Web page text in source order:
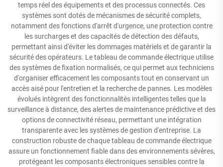
temps réel des équipements et des processus connectés. Ces
systèmes sont dotés de mécanismes de sécurité complets,
notamment des fonctions d'arrêt d'urgence, une protection contre
les surcharges et des capacités de détection des défauts,
permettant ainsi d'éviter les dommages matériels et de garantir la
sécurité des opérateurs. Le tableau de commande électrique utilise
des systèmes de fixation normalisés, ce qui permet aux techniciens
d'organiser efficacement les composants tout en conservant un
accès aisé pour l'entretien et la recherche de pannes. Les modèles
évolués intègrent des fonctionnalités intelligentes telles que la
surveillance à distance, des alertes de maintenance prédictive et des
options de connectivité réseau, permettant une intégration
transparente avec les systèmes de gestion d'entreprise. La
construction robuste de chaque tableau de commande électrique
assure un fonctionnement fiable dans des environnements sévères,
protégeant les composants électroniques sensibles contre la